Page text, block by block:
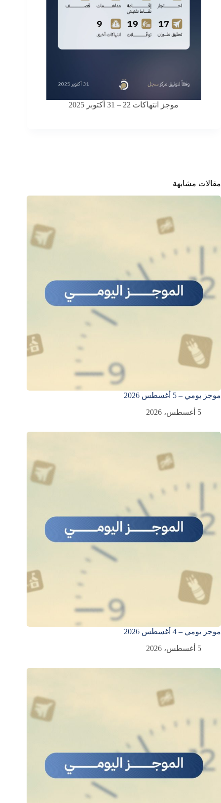
موجز انتهاكات 22 – 31 أكتوبر 2025
مقالات مشابهة
موجز يومي – 5 أغسطس 2026
5 أغسطس، 2026
موجز يومي – 4 أغسطس 2026
5 أغسطس، 2026